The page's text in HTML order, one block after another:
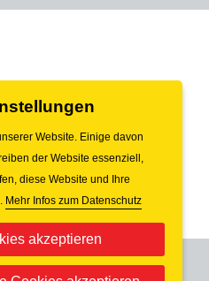
Website. Einige davon
der Website essenziell,
diese Website und Ihre
Mehr Infos zum Datenschutz
akzeptieren